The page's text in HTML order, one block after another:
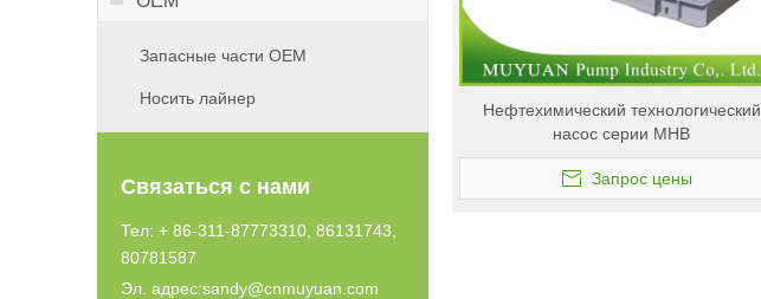
Запасные части OEM
Носить лайнер
Связаться с нами
Тел: + 86-311-87773310, 86131743,
80781587
Эл. адрес:sandy@cnmuyuan.com
Нефтехимический технологический
насос серии MHB
Запрос цены